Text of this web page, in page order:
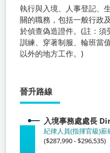
執行與入境、人事登記、
關的職務，包括一般行政
於偵查偽造證件。(註：
訓練、穿著制服、輪班當
以外的地方工作。)
晉升路線
入境事務處處長
紀律人員(指揮官級)薪
($287,990 - $296,535)